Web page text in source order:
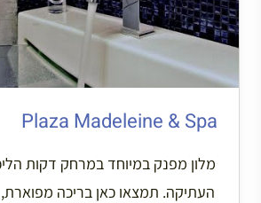
Plaza Madeleine & Spa
מלון מפנק במיוחד במרחק דקות
העתיקה. תמצאו כאן בריכה